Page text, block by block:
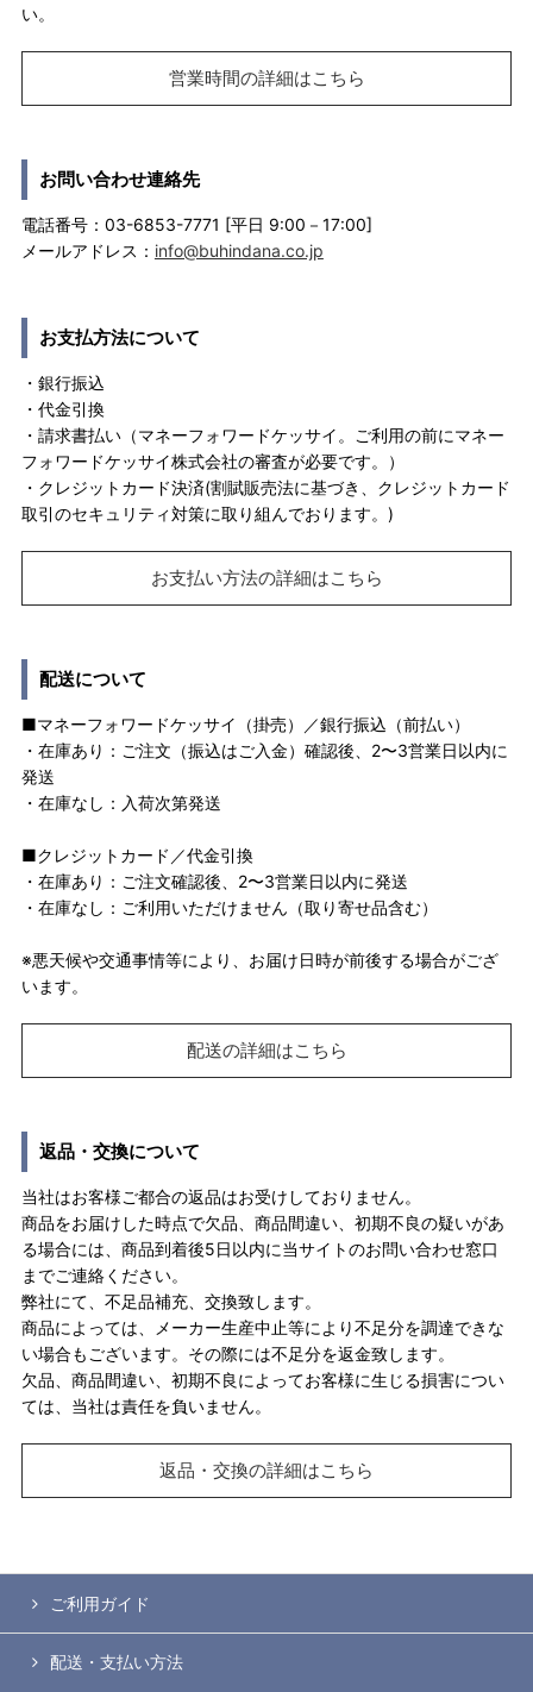
い。
営業時間の詳細はこちら
お問い合わせ連絡先
電話番号：03-6853-7771 [平日 9:00－17:00]
メールアドレス： info@buhindana.co.jp
お支払方法について
・銀行振込
・代金引換
・請求書払い（マネーフォワードケッサイ。ご利用の前にマネー
フォワードケッサイ株式会社の審査が必要です。）
・クレジットカード決済(割賦販売法に基づき、クレジットカード
取引のセキュリティ対策に取り組んでおります。)
お支払い方法の詳細はこちら
配送について
■マネーフォワードケッサイ（掛売）／銀行振込（前払い）
・在庫あり：ご注文（振込はご入金）確認後、2〜3営業日以内に
発送
・在庫なし：入荷次第発送
■クレジットカード／代金引換
・在庫あり：ご注文確認後、2〜3営業日以内に発送
・在庫なし：ご利用いただけません（取り寄せ品含む）
※悪天候や交通事情等により、お届け日時が前後する場合がござ
います。
配送の詳細はこちら
返品・交換について
当社はお客様ご都合の返品はお受けしておりません。
商品をお届けした時点で欠品、商品間違い、初期不良の疑いがあ
る場合には、商品到着後5日以内に当サイトのお問い合わせ窓口
までご連絡ください。
弊社にて、不足品補充、交換致します。
商品によっては、メーカー生産中止等により不足分を調達できな
い場合もございます。その際には不足分を返金致します。
欠品、商品間違い、初期不良によってお客様に生じる損害につい
ては、当社は責任を負いません。
返品・交換の詳細はこちら
ご利用ガイド
配送・支払い方法